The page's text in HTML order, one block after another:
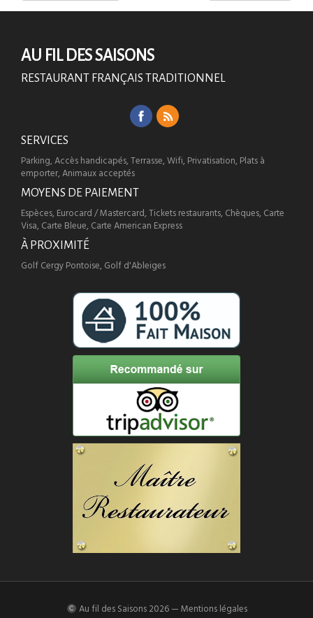
AU FIL DES SAISONS
RESTAURANT FRANÇAIS TRADITIONNEL
SERVICES
Parking, Accès handicapés, Terrasse, Wifi, Privatisation, Plats à
emporter, Animaux acceptés
MOYENS DE PAIEMENT
Espèces, Eurocard / Mastercard, Tickets restaurants, Chèques, Carte
Visa, Carte Bleue, Carte American Express
À PROXIMITÉ
Golf Cergy Pontoise, Golf d'Ableiges
Au fil des Saisons 2026 —Mentions légales